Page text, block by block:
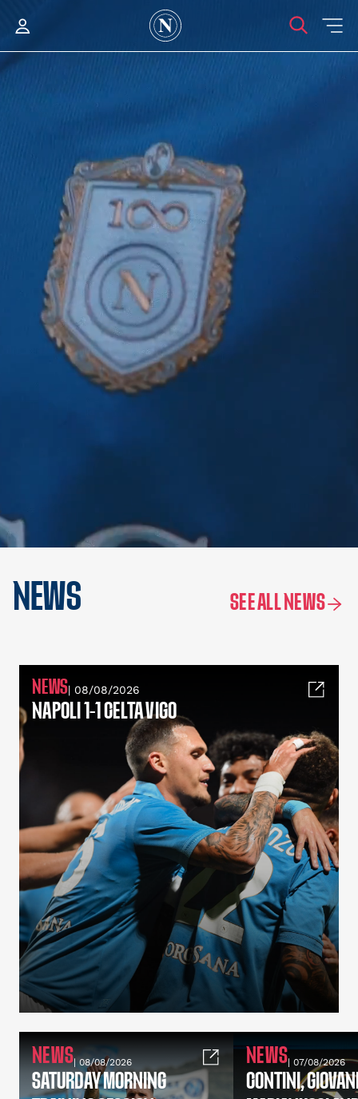
NEWS SEE ALL NEWS
NEWS| 08/08/2026
NAPOLI 1-1 CELTA VIGO
NEWS| 08/08/2026
SATURDAY MORNING
NEWS| 07/08/2026
CONTINI,